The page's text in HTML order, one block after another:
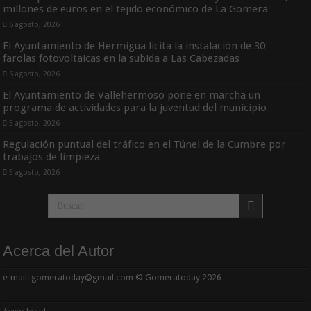
millones de euros en el tejido económico de La Gomera
6 agosto, 2026
El Ayuntamiento de Hermigua licita la instalación de 30
farolas fotovoltaicas en la subida a Las Cabezadas
6 agosto, 2026
El Ayuntamiento de Vallehermoso pone en marcha un
programa de actividades para la juventud del municipio
5 agosto, 2026
Regulación puntual del tráfico en el Túnel de la Cumbre por
trabajos de limpieza
5 agosto, 2026
Acerca del Autor
e-mail: gomeratoday@gmail.com © Gomeratoday 2026